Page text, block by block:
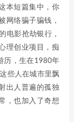
本短篇集中，你
网络骗子骗钱，
电影抢劫银行，
理创业项目，痴
历，生在1980年
些人在城市里飘
出人普遍的孤独
，也加入了奇想